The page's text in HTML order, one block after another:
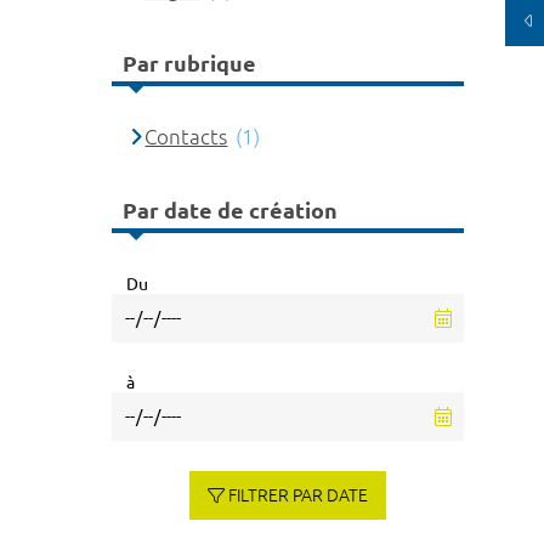
Par rubrique
Contacts (1)
Par date de création
Du
à
FILTRER PAR DATE